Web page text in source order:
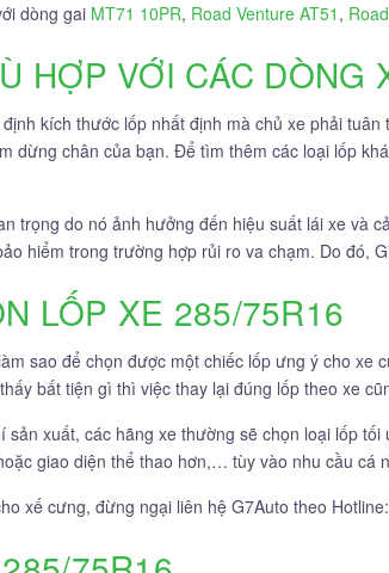
dòng gai MT71 10PR, Road Venture AT51 ,
HỢP VỚI CÁC DÒNG
kích thước lốp nhất định mà chủ xe phải
dừng chân của bạn. Để tìm thêm các loại lốp
trọng do nó ảnh hưởng đến hiệu suất lái xe
hiểm trong trường hợp rủi ro va chạm. Do đó,
LỐP XE 285/75R16
sao để chọn được một chiếc lốp ưng ý cho
bất tiện gì thì việc thay lại đúng lốp theo xe
xuất, các hãng xe thường sẽ chọn loại lốp
giao diện thể thao hơn,… tùy vào nhu cầu cá
xế cưng, đừng ngại liên hệ G7Auto theo Hotline: